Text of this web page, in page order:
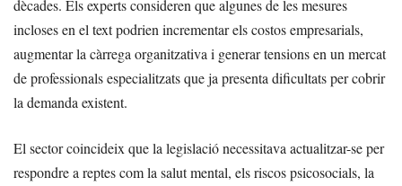
dècades. Els experts consideren que algunes de les mesures
incloses en el text podrien incrementar els costos empresarials,
augmentar la càrrega organitzativa i generar tensions en un mercat
de professionals especialitzats que ja presenta dificultats per cobrir
la demanda existent.
El sector coincideix que la legislació necessitava actualitzar-se per
respondre a reptes com la salut mental, els riscos psicosocials, la